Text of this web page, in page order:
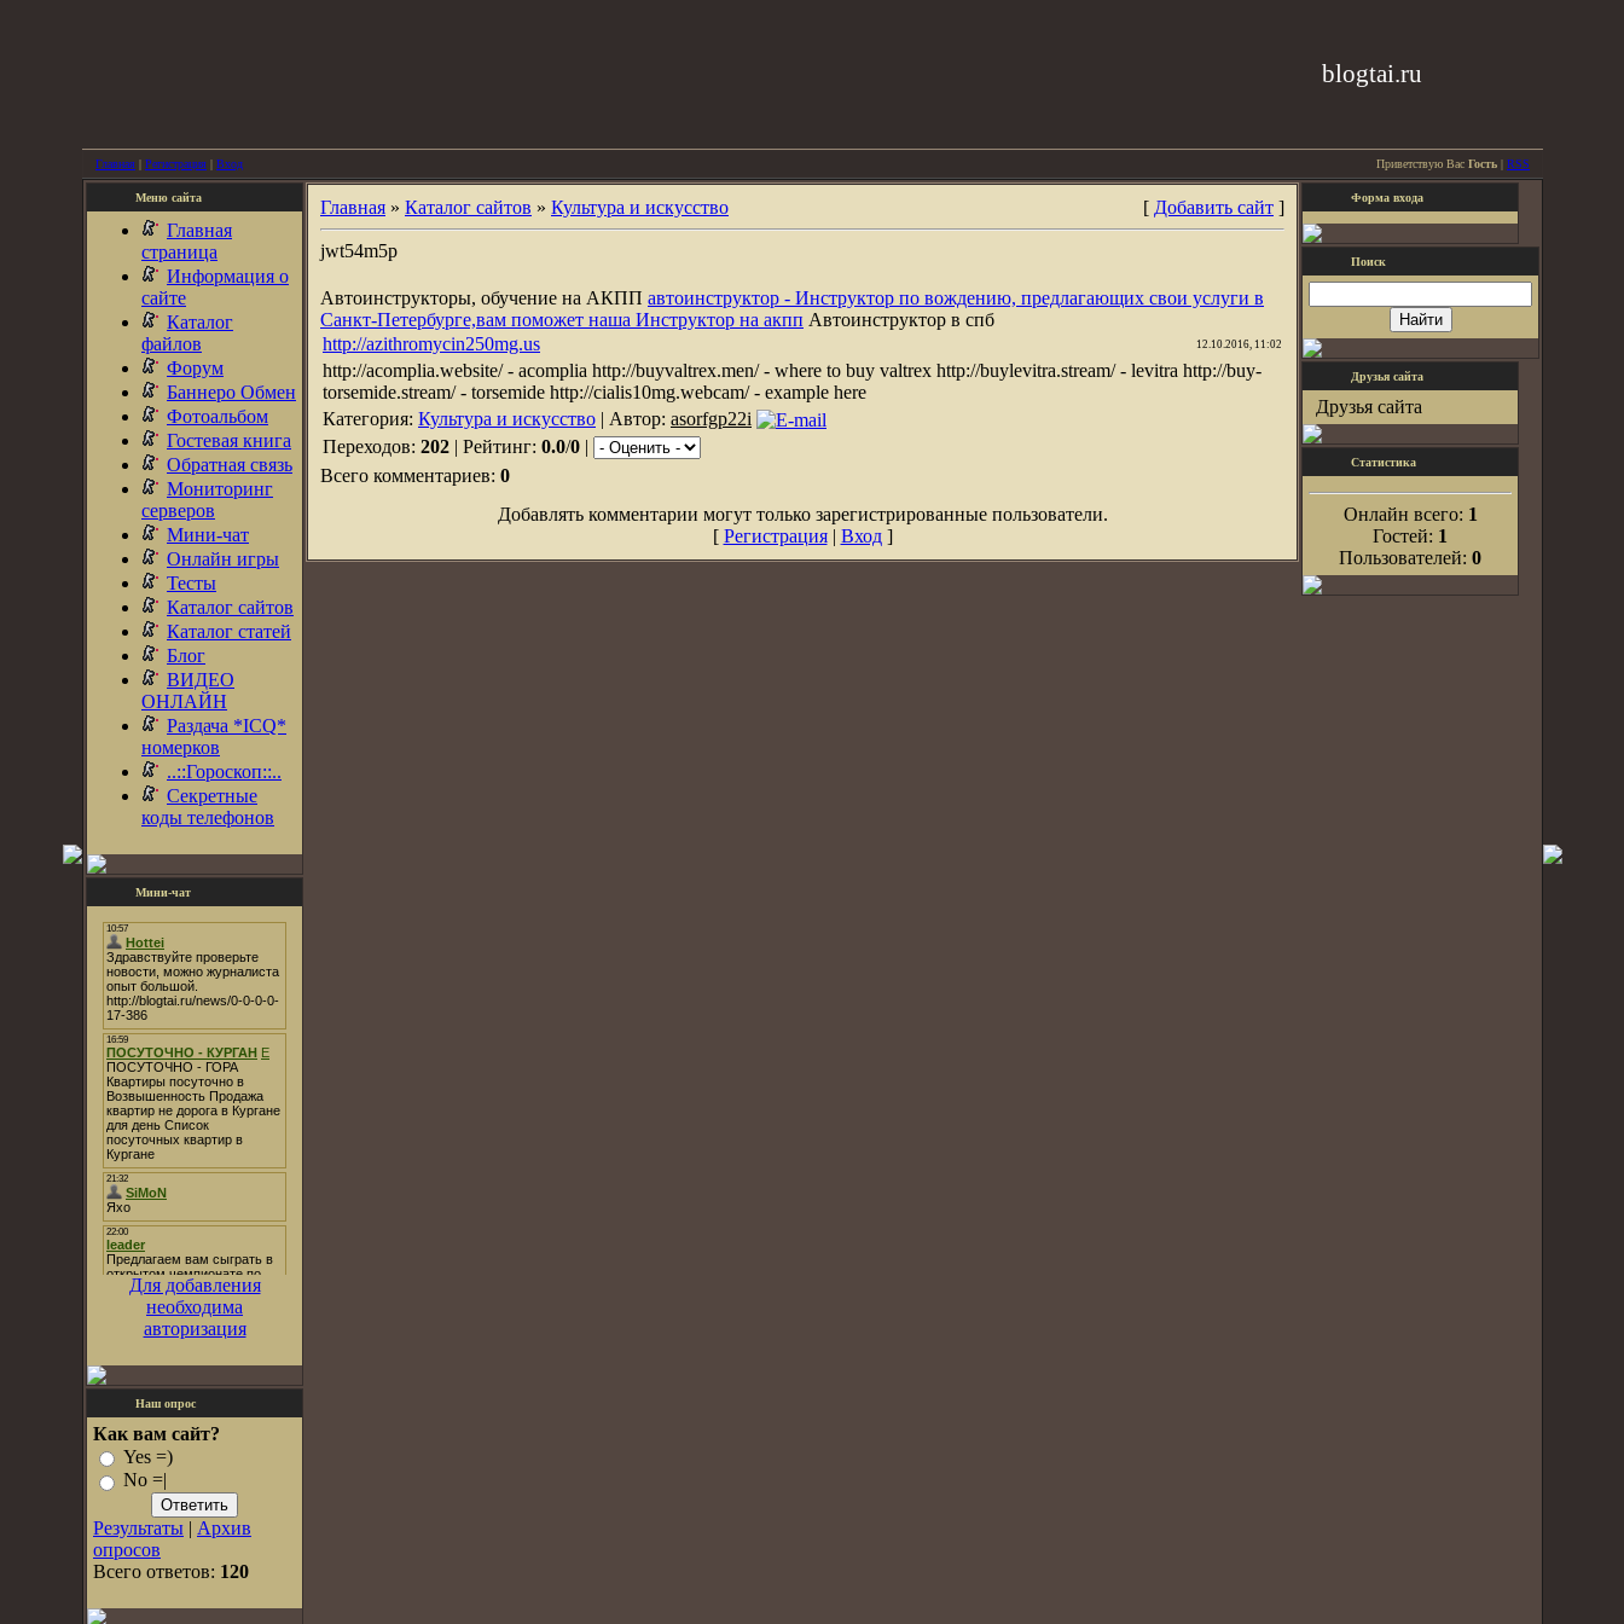
blogtai.ru
Главная | Регистрация | Вход Приветствую Вас Гость | RSS
Меню сайта
Главная
страница
Информация о
сайте
Каталог
файлов
Форум
Баннеро Обмен
Фотоальбом
Гостевая книга
Обратная связь
Мониторинг
серверов
Мини-чат
Онлайн игры
Тесты
Каталог сайтов
Каталог статей
Блог
ВИДЕО
ОНЛАЙН
Раздача *ICQ*
номерков
..::Гороскоп::..
Секретные
коды телефонов
Мини-чат
Для добавления
необходима
авторизация
Наш опрос
Как вам сайт?
Yes =)
No =|
Результаты | Архив
опросов
Всего ответов: 120
Главная » Каталог сайтов » Культура и искусство [ Добавить сайт ]
jwt54m5p
Автоинструкторы, обучение на АКПП автоинструктор - Инструктор по вождению, предлагающих свои услуги в
Санкт-Петербурге,вам поможет наша Инструктор на акпп Автоинструктор в спб
http://azithromycin250mg.us
12.10.2016, 11:02
http://acomplia.website/ - acomplia http://buyvaltrex.men/ - where to buy valtrex http://buylevitra.stream/ - levitra http://buy-
torsemide.stream/ - torsemide http://cialis10mg.webcam/ - example here
Категория: Культура и искусство | Автор: asorfgp22i
Переходов: 202 | Рейтинг: 0.0/0 |
Всего комментариев: 0
Добавлять комментарии могут только зарегистрированные пользователи.
[ Регистрация| Вход]
Форма входа
Поиск
Друзья сайта
Друзья сайта
Статистика
Онлайн всего: 1
Гостей: 1
Пользователей: 0